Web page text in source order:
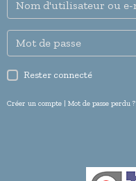
Rester connecté
Créer un compte | Mot de passe perdu ?